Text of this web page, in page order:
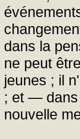
dans la
ne peut
jeunes ; il
; et — dans
nouvelle